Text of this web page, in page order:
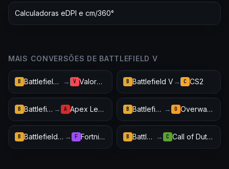
Calculadoras eDPI e cm/360°
MAIS CONVERSÕES DE BATTLEFIELD V
B Battlefield V → V Valorant B Battlefield V→ C CS2
B Battlefield V → A Apex Legends B Battlefield V → O Overwatch 2
B Battlefield V → F Fortnite B Battlefield V → C Call of Duty: Warzone